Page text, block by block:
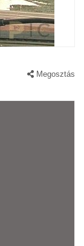
Megosztás